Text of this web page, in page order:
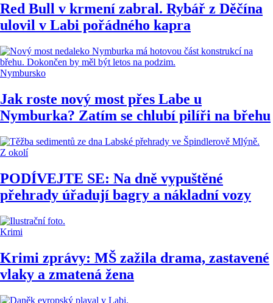
Red Bull v krmení zabral. Rybář z Děčína
ulovil v Labi pořádného kapra
Nymbursko
Jak roste nový most přes Labe u
Nymburka? Zatím se chlubí pilíři na břehu
Z okolí
PODÍVEJTE SE: Na dně vypuštěné
přehrady úřadují bagry a nákladní vozy
Krimi
Krimi zprávy: MŠ zažila drama, zastavené
vlaky a zmatená žena